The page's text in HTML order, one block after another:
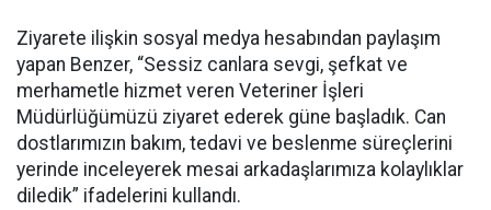
Ziyarete ilişkin sosyal medya hesabından paylaşım
yapan Benzer, “Sessiz canlara sevgi, şefkat ve
merhametle hizmet veren Veteriner İşleri
Müdürlüğümüzü ziyaret ederek güne başladık. Can
dostlarımızın bakım, tedavi ve beslenme süreçlerini
yerinde inceleyerek mesai arkadaşlarımıza kolaylıklar
diledik” ifadelerini kullandı.